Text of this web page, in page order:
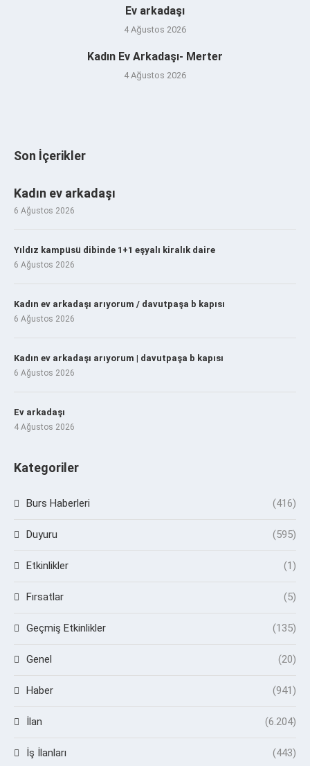
Ev arkadaşı
4 Ağustos 2026
Kadın Ev Arkadaşı- Merter
4 Ağustos 2026
Son İçerikler
Kadın ev arkadaşı
6 Ağustos 2026
Yıldız kampüsü dibinde 1+1 eşyalı kiralık daire
6 Ağustos 2026
Kadın ev arkadaşı arıyorum / davutpaşa b kapısı
6 Ağustos 2026
Kadın ev arkadaşı arıyorum | davutpaşa b kapısı
6 Ağustos 2026
Ev arkadaşı
4 Ağustos 2026
Kategoriler
Burs Haberleri (416)
Duyuru (595)
Etkinlikler (1)
Fırsatlar (5)
Geçmiş Etkinlikler (135)
Genel (20)
Haber (941)
İlan (6.204)
İş İlanları (443)